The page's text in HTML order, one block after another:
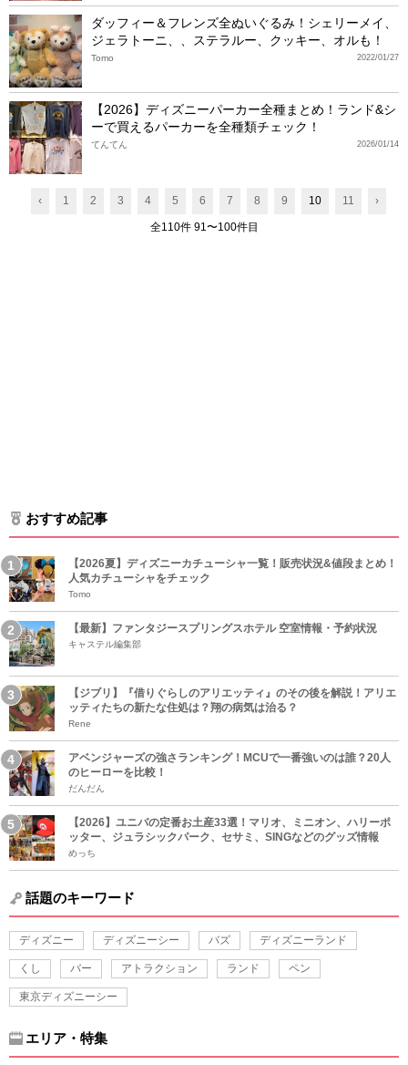
ダッフィー＆フレンズ全ぬいぐるみ！シェリーメイ、
ジェラトーニ、、ステラルー、クッキー、オルも！
2022/01/27
Tomo
【2026】ディズニーパーカー全種まとめ！ランド&シ
ーで買えるパーカーを全種類チェック！
2026/01/14
てんてん
‹ 1 2 3 4 5 6 7 8 9 10 11 ›
全110件 91〜100件目
おすすめ記事
【2026夏】ディズニーカチューシャ一覧！販売状況&値段まとめ！
人気カチューシャをチェック
Tomo
【最新】ファンタジースプリングスホテル 空室情報・予約状況
キャステル編集部
【ジブリ】『借りぐらしのアリエッティ』のその後を解説！アリエ
ッティたちの新たな住処は？翔の病気は治る？
Rene
アベンジャーズの強さランキング！MCUで一番強いのは誰？20人
のヒーローを比較！
だんだん
【2026】ユニバの定番お土産33選！マリオ、ミニオン、ハリーポ
ッター、ジュラシックパーク、セサミ、SINGなどのグッズ情報
めっち
話題のキーワード
ディズニー ディズニーシー バズ ディズニーランド
くし バー アトラクション ランド ペン
東京ディズニーシー
エリア・特集